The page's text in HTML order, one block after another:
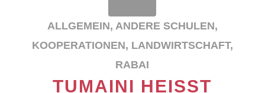
ALLGEMEIN, ANDERE SCHULEN,
KOOPERATIONEN, LANDWIRTSCHAFT,
RABAI
TUMAINI HEISST H